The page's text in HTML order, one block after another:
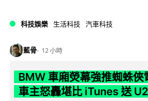
科技娛樂 生活科技 汽車科技
藍骨 12 小時
BMW 車廂熒幕強推蜘蛛
車主怒轟堪比 iTunes 送